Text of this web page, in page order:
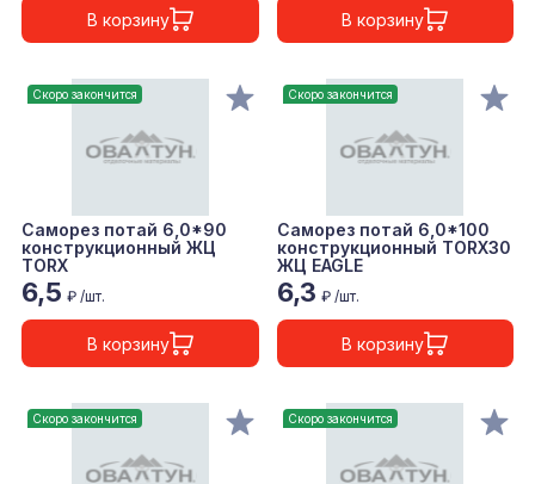
В корзину В корзину
Скоро закончится
Саморез потай 6,0*90
конструкционный ЖЦ
TORX
6,5 ₽ /шт.
В корзину
Скоро закончится
Саморез потай 6,0*100
конструкционный TORX30
ЖЦ EAGLE
6,3 ₽ /шт.
В корзину
Скоро закончится Скоро закончится